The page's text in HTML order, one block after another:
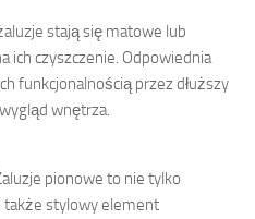
stają się matowe lub
ich czyszczenie. Odpowiednia
funkcjonalnością przez dłuższy
wnętrza.
pionowe to nie tylko
także stylowy element